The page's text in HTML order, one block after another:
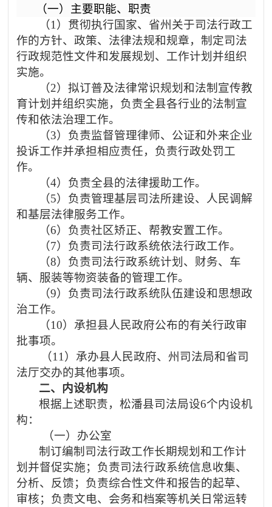
（一）主要职能、职责
（1）贯彻执行国家、省州关于司法行政工
作的方针、政策、法律法规和规章，制定司法
行政规范性文件和发展规划、工作计划并组织
实施。
（2）拟订普及法律常识规划和法制宣传教
育计划并组织实施，负责全县各行业的法制宣
传和依法治理工作。
（3）负责监督管理律师、公证和外来企业
投诉工作并承担相应责任，负责行政处罚工
作。
（4）负责全县的法律援助工作。
（5）负责管理基层司法所建设、人民调解
和基层法律服务工作。
（6）负责社区矫正、帮教安置工作。
（7）负责司法行政系统依法行政工作。
（8）负责司法行政系统计划、财务、车
辆、服装等物资装备的管理工作。
（9）负责司法行政系统队伍建设和思想政
治工作。
（10）承担县人民政府公布的有关行政审
批事项。
（11）承办县人民政府、州司法局和省司
法厅交办的其他事项。
二、内设机构
根据上述职责，松潘县司法局设6个内设机
构：
（一）办公室
制订编制司法行政工作长期规划和工作计
划并督促实施；负责司法行政系统信息收集、
分析、反馈；负责综合性文件和报告的起草、
审核；负责文电、会务和档案等机关日常运转